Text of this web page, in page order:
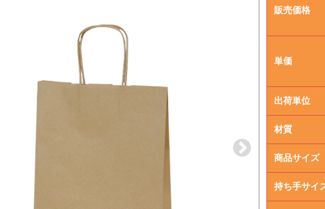
販売価格
単価
出荷単位
材質
商品サイズ
持ち手サイ